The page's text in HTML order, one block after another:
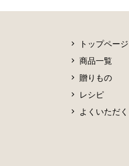
トップページ
商品一覧
贈りもの
レシピ
よくいただ